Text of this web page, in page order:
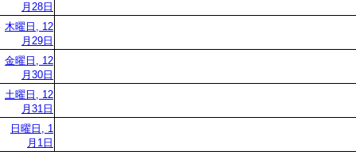
月28日
木曜日, 12
月29日
金曜日, 12
月30日
土曜日, 12
月31日
日曜日, 1
月1日